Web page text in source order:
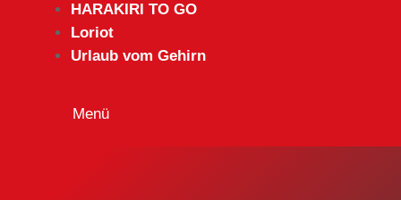
HARAKIRI TO GO
Loriot
Urlaub vom Gehirn